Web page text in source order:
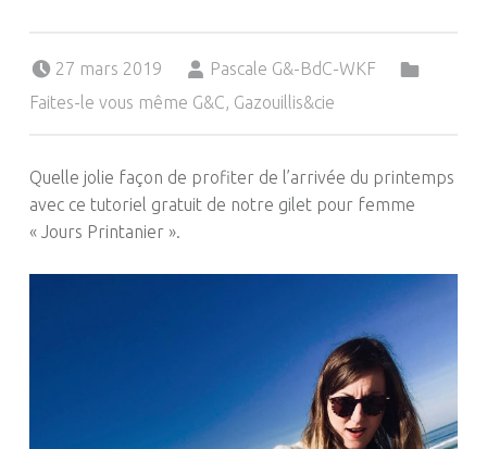
27 mars 2019
Pascale G&-BdC-WKF
Faites-le vous même G&C, Gazouillis&cie
Quelle jolie façon de profiter de l’arrivée du printemps
avec ce tutoriel gratuit de notre gilet pour femme
« Jours Printanier ».